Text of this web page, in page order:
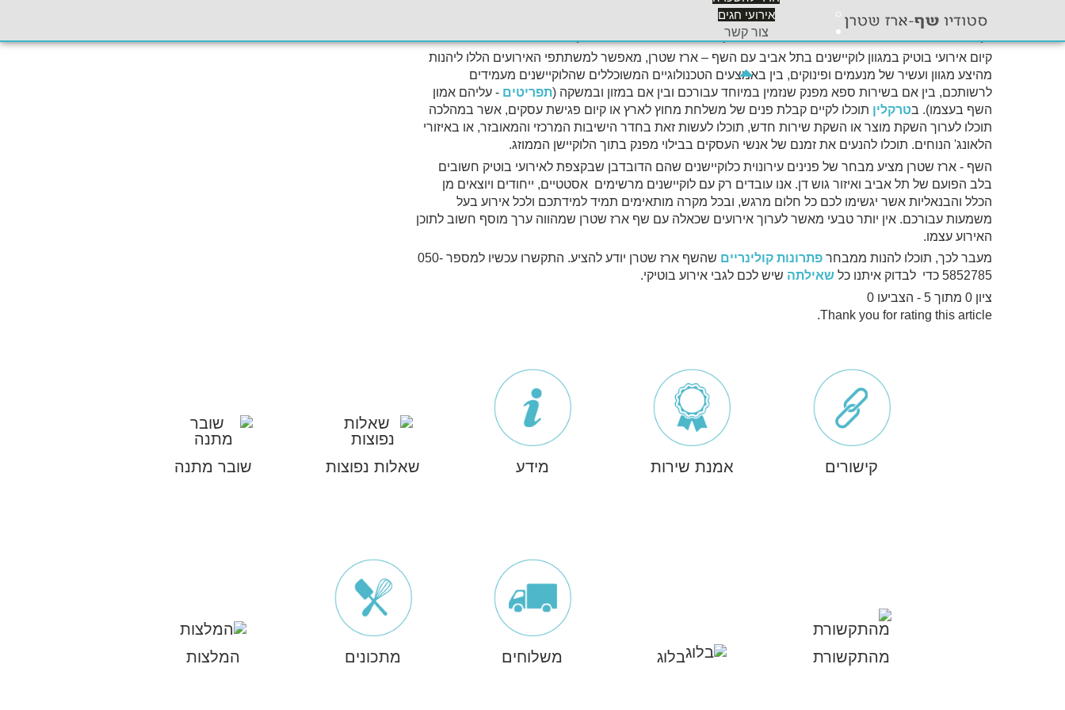
אירועי חגים
צור קשר
ותחושת ביתיות אנושית מזמינה. לכן, הוא יוצר אווירה ומייצר אמירה. כאן אפשר לקיים אירוע מרשים, בתנאי אירוח
מן המשובחים שתמצאו בכל איזור
וזאת תוך כדי שמירה על הפרטיות ואף על האינטימיות.
קיום אירועי בוטיק במגוון לוקיישנים בתל אביב עם השף – ארז שטרן, מאפשר למשתתפי האירועים הללו ליהנות
מהיצע מגוון ועשיר של מנעמים ופינוקים, בין באמצעים הטכנולוגיים המשוכללים שהלוקיישנים מעמידים
לרשותכם, בין אם בשירות ספא מפנק שנזמין במיוחד עבורכם ובין אם במזון ובמשקה (תפריטים - עליהם אמון
השף בעצמו). בטרקלין תוכלו לקיים קבלת פנים של משלחת מחוץ לארץ או קיום פגישת עסקים, אשר במהלכה
תוכלו לערוך השקת מוצר או השקת שירות חדש, תוכלו לעשות זאת בחדר הישיבות המרכזי והמאובזר, או באיזורי
הלאונג' הנוחים. תוכלו להנעים את זמנם של אנשי העסקים בבילוי מפנק בתוך הלוקיישן הממוזג.
השף - ארז שטרן מציע מבחר של פנינים עירונוית כלוקיישנים שהם הדובדבן שבקצפת לאירועי בוטיק חשובים
בלב הפועם של תל אביב ואיזור גוש דן. אנו עובדים רק עם לוקיישנים מרשימים אסטטיים, ייחודים ויוצאים מן
הכלל והבנאליות אשר יגשימו לכם כל חלום מרגש, ובכל מקרה מותאימים תמיד למידתכם ולכל אירוע בעל
משמעות עבורכם. אין יותר טבעי מאשר לערוך אירועים שכאלה עם שף ארז שטרן שמהווה ערך מוסף חשוב לתוכן
האירוע עצמו.
מעבר לכך, תוכלו להנות ממבחר פתרונות קולינריים
שהשף ארז שטרן יודע להציע. התקשרו עכשיו למספר 050-
5852785 כדי לבדוק איתנו כל
שאילתה שיש לכם לגבי אירוע בוטיקי.
ציון 0 מתוך 5 - הצביעו 0
Thank you for rating this article.
קישורים אמנת שירות מידע שאלות נפוצות שובר מתנה
מהתקשורת בלוג משלוחים מתכונים המלצות